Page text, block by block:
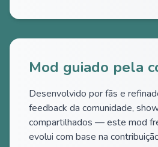
Mod guiado pela
Desenvolvido por fãs e
feedback da comunidade,
compartilhados — este mod
evolui com base na